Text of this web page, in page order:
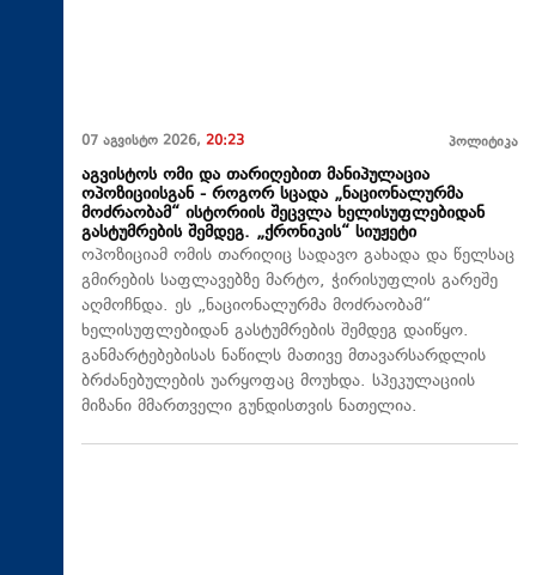
07 აგვისტო 2026, 20:23 პოლიტიკა
აგვისტოს ომი და თარიღებით მანიპულაცია
ოპოზიციისგან - როგორ სცადა „ნაციონალურმა
მოძრაობამ“ ისტორიის შეცვლა ხელისუფლებიდან
გასტუმრების შემდეგ. „ქრონიკის“ სიუჟეტი
ოპოზიციამ ომის თარიღიც სადავო გახადა და წელსაც
გმირების საფლავებზე მარტო, ჭირისუფლის გარეშე
აღმოჩნდა. ეს „ნაციონალურმა მოძრაობამ“
ხელისუფლებიდან გასტუმრების შემდეგ დაიწყო.
განმარტებებისას ნაწილს მათივე მთავარსარდლის
ბრძანებულების უარყოფაც მოუხდა. სპეკულაციის
მიზანი მმართველი გუნდისთვის ნათელია.